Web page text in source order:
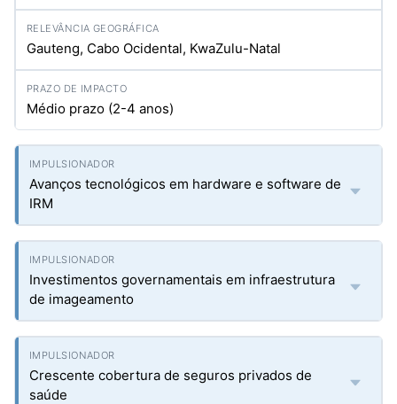
Gauteng, Cabo Ocidental, KwaZulu-Natal
Médio prazo (2-4 anos)
Avanços tecnológicos em hardware e software de
IRM
Investimentos governamentais em infraestrutura
de imageamento
Crescente cobertura de seguros privados de
saúde